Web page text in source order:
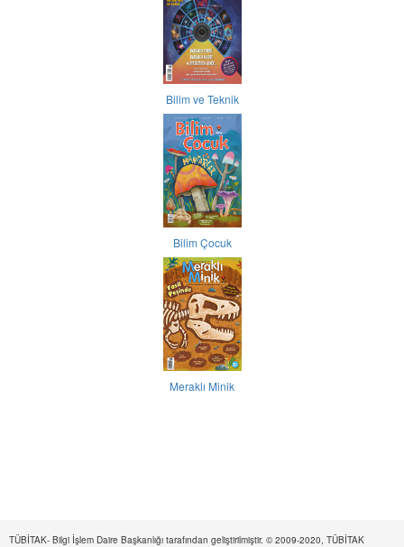
Bilim ve Teknik
Bilim Çocuk
Meraklı Minik
TÜBİTAK- Bilgi İşlem Daire Başkanlığı tarafından geliştirilmiştir. © 2009-2020, TÜBİTAK